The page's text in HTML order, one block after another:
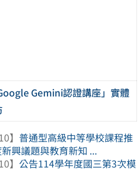
Gemini認證講座」實體
】 普通型高級中等學校課程推
興議題與教育新知 ...
】 公告114學年度國三第3次模